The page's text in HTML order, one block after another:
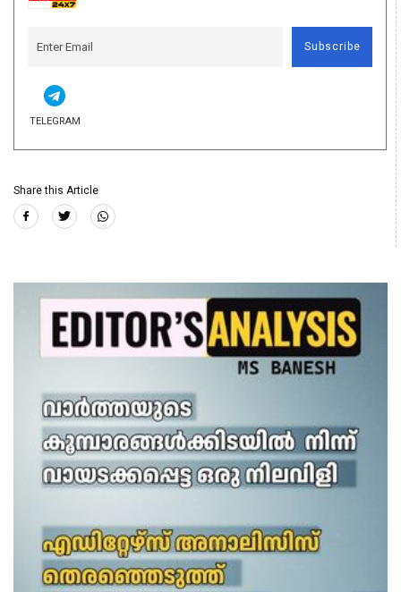
Subscribe
TELEGRAM
Share this Article